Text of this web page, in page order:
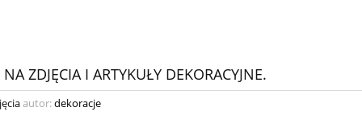
ZDJĘCIA I ARTYKUŁY DEKORACYJNE.
autor:dekoracje